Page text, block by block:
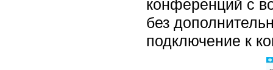
конференций с
без
подключение к